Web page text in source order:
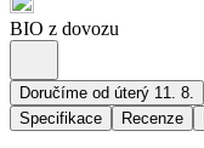
BIO z dovozu
Doručíme od úterý 11. 8.
Specifikace
Recenze